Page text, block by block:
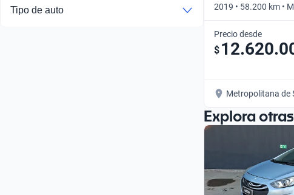
Tipo de auto 2019 • 58.200 km •
Precio desde
$
Metropolitana de
Explora